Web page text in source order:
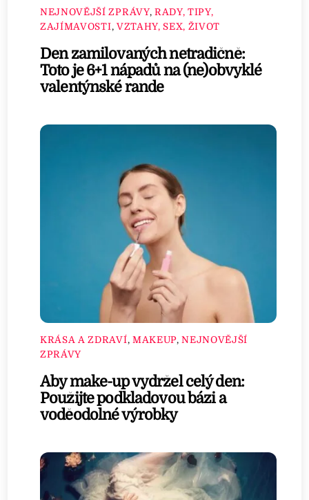
NEJNOVĚJŠÍ ZPRÁVY, RADY, TIPY,
ZAJÍMAVOSTI, VZTAHY, SEX, ŽIVOT
Den zamilovaných netradičně:
Toto je 6+1 nápadů na (ne)obvyklé
valentýnské rande
KRÁSA A ZDRAVÍ, MAKEUP,NEJNOVĚJŠÍ
ZPRÁVY
Aby make-up vydržel celý den:
Použijte podkladovou bázi a
voděodolné výrobky